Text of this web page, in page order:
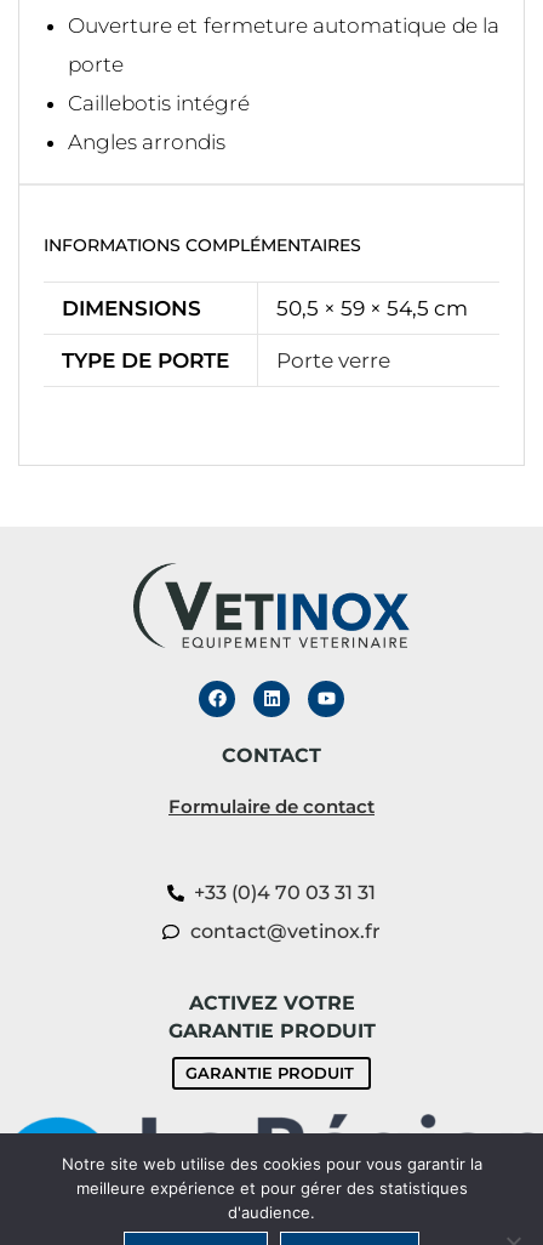
Ouverture et fermeture automatique de la
porte
Caillebotis intégré
Angles arrondis
INFORMATIONS COMPLÉMENTAIRES
DIMENSIONS 50,5 × 59 × 54,5 cm
TYPE DE PORTE Porte verre
CONTACT
Formulaire de contact
+33 (0)4 70 03 31 31
contact@vetinox.fr
ACTIVEZ VOTRE
GARANTIE PRODUIT
GARANTIE PRODUIT
Notre site web utilise des cookies pour vous garantir la
meilleure expérience et pour gérer des statistiques
d'audience.